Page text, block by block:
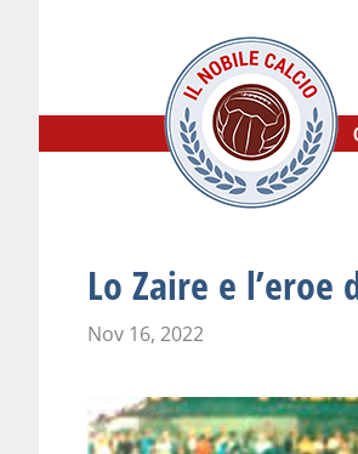
Lo Zaire e
Nov 16, 2022